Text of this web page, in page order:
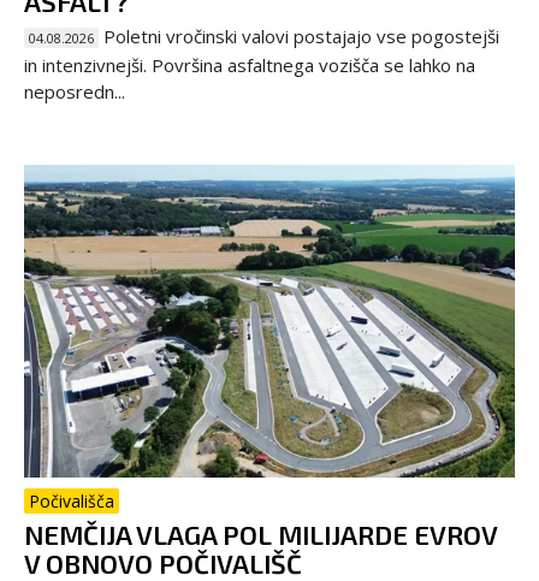
04.08.2026 Poletni vročinski valovi postajajo vse pogostejši
in intenzivnejši. Površina asfaltnega vozišča se lahko na
neposredn...
Počivališča
NEMČIJA VLAGA POL MILIJARDE EVROV
V OBNOVO POČIVALIŠČ